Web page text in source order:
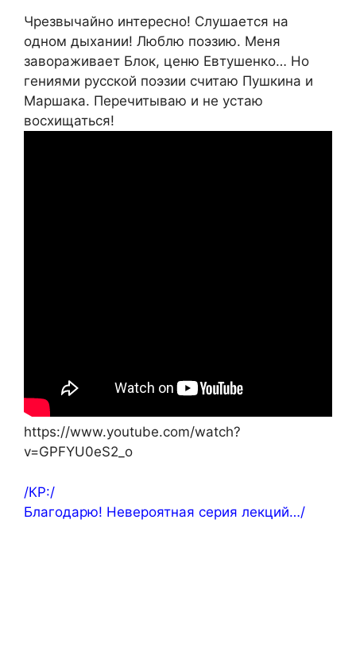
Чрезвычайно интересно! Слушается на
одном дыхании! Люблю поэзию. Меня
завораживает Блок, ценю Евтушенко… Но
гениями русской поэзии считаю Пушкина и
Маршака. Перечитываю и не устаю
восхищаться!
https://www.youtube.com/watch?
v=GPFYU0eS2_o
/КР:/
Благодарю! Невероятная серия лекций…/